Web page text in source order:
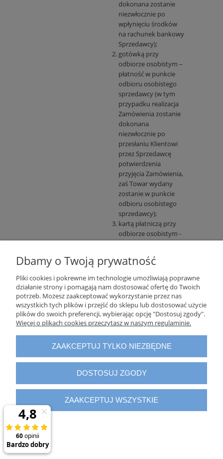
dokonana zostanie
niezwłocznie po
wpłynięciu środków
na rachunek bankowy
Sprzedawcy);
gotówką przy
odbiorze osobistym –
płatność w punkcie
odbioru osobistego
sprzedawcy (w tym
przypadku realizacja
Zamówienia zostanie
dokonana
niezwłocznie po
przesłaniu Klientowi
przez Sprzedawcę
potwierdzenia
przyjęcia Zamówienia,
zaś Towar wydany
zostanie w punkcie
odbioru osobistego
sprzedawcy);
kartą płatniczą przy
odbiorze osobistym -
płatność w punkcie
sprzedawcy (w tym
przypadku realizacja
Zamówienia zostanie
dokonana
niezwłocznie po
przesłaniu Klientowi
przez Sprzedawcę
potwierdzenia
przyjęcia Zamówienia,
zaś Towar wydany
zostanie w punkcie
odbioru osobistego
sprzedawcy);
pobraniem, płatność
dostawcy przy
Dbamy o Twoją prywatność
Pliki cookies i pokrewne im technologie umożliwiają poprawne
działanie strony i pomagają nam dostosować ofertę do Twoich
potrzeb. Możesz zaakceptować wykorzystanie przez nas
wszystkich tych plików i przejść do sklepu lub dostosować użycie
plików do swoich preferencji, wybierając opcję "Dostosuj zgody".
Więcej o plikach cookies przeczytasz w naszym regulaminie.
ZAAKCEPTUJ TYLKO NIEZBĘDNE
DOSTOSUJ ZGODY
ZAAKCEPTUJ WSZYSTKIE